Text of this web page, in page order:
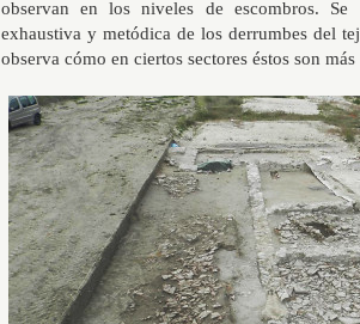
observan en los niveles de escombros.
exhaustiva y metódica de los derrumbes del
observa cómo en ciertos sectores éstos son